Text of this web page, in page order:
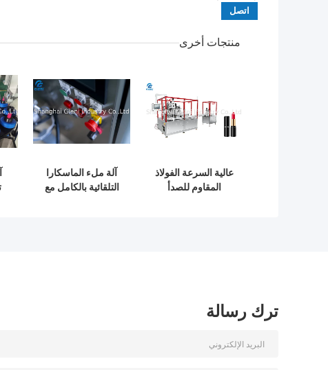
منتجات أخرى
عالية السرعة الفولاذ
المقاوم للصدأ
آلة ملء الماسكارا
التلقائية بالكامل مع
ترك رسالة